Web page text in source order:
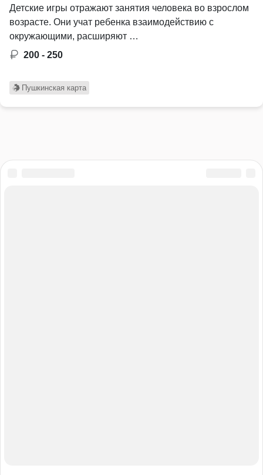
Детские игры отражают занятия человека во взрослом
возрасте. Они учат ребенка взаимодействию с
окружающими, расширяют …
200 - 250
Пушкинская карта